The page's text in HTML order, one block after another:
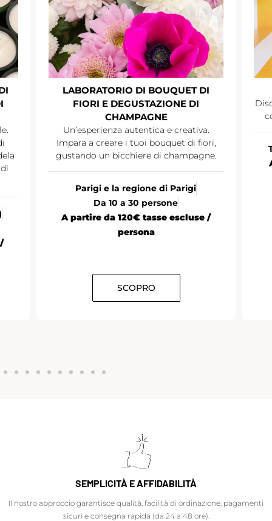
LABORATORIO DI BOUQUET DI
FIORI E DEGUSTAZIONE DI
CHAMPAGNE
Un’esperienza autentica e creativa.
Impara a creare i tuoi bouquet di fiori,
gustando un bicchiere di champagne.
Parigi e la regione di Parigi
Da 10 a 30 persone
A partire da 120€ tasse escluse /
persona
SCOPRO
SEMPLICITÀ E AFFIDABILITÀ
Il nostro approccio garantisce qualità, facilità di ordinazione, pagamenti
sicuri e consegna rapida (da 24 a 48 ore).